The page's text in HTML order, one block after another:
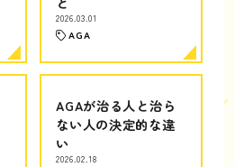
2026.03.01
AGA
AGAが治る人と治ら
ない人の決定的な違
い
2026.02.18